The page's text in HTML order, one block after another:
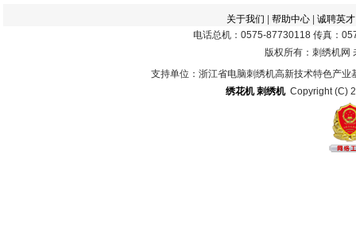
关于我们 帮助中心| 诚聘英才
电话总机：0575-87730118 传真：
版权所有：刺绣机网
支持单位：浙江省电脑刺绣机高新技术特色产
绣花机 刺绣机Copyright (C)